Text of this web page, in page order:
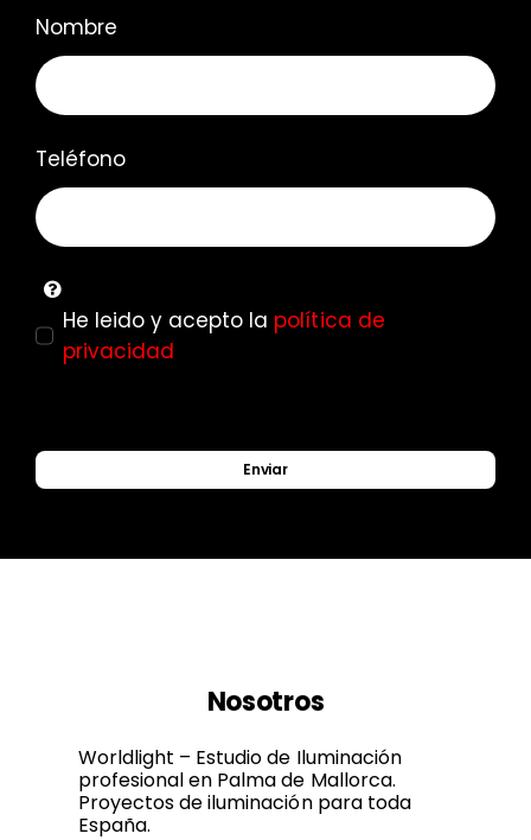
Nombre
Teléfono
He leido y acepto la política de
privacidad
Enviar
Nosotros
Worldlight – Estudio de Iluminación
profesional en Palma de Mallorca.
Proyectos de iluminación para toda
España.